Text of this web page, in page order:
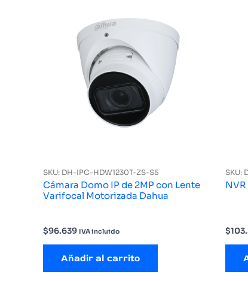
SKU: DH-IPC-HDW1230T-ZS-S5
Cámara Domo IP de 2MP con Lente
Varifocal Motorizada Dahua
$96.639 IVA incluido
Añadir al carrito
SKU:
NVR
$